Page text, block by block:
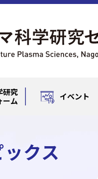
研究
ーム
イベント
クス